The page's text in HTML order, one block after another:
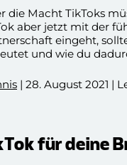
die Macht TikToks
aber jetzt mit der
eingeht,
und wie du
| 28. August 2021 |
für deine